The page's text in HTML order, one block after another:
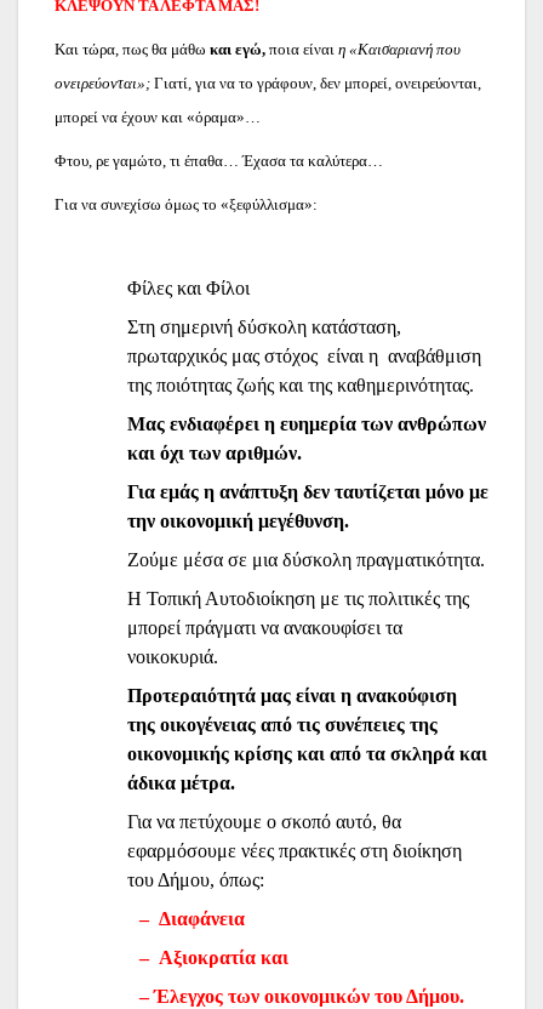
ΚΛΕΨΟΥΝ ΤΑ ΛΕΦΤΑ ΜΑΣ!
Και τώρα, πως θα μάθω και εγώ, ποια είναι η «Καισαριανή που
ονειρεύονται»; Γιατί, για να το γράφουν, δεν μπορεί, ονειρεύονται,
μπορεί να έχουν και «όραμα»…
Φτου, ρε γαμώτο, τι έπαθα… Έχασα τα καλύτερα…
Για να συνεχίσω όμως το «ξεφύλλισμα»:
Φίλες και Φίλοι
Στη σημερινή δύσκολη κατάσταση,
πρωταρχικός μας στόχος είναι η αναβάθμιση
της ποιότητας ζωής και της καθημερινότητας.
Μας ενδιαφέρει η ευημερία των ανθρώπων
και όχι των αριθμών.
Για εμάς η ανάπτυξη δεν ταυτίζεται μόνο με
την οικονομική μεγέθυνση.
Ζούμε μέσα σε μια δύσκολη πραγματικότητα.
Η Τοπική Αυτοδιοίκηση με τις πολιτικές της
μπορεί πράγματι να ανακουφίσει τα
νοικοκυριά.
Προτεραιότητά μας είναι η ανακούφιση
της οικογένειας από τις συνέπειες της
οικονομικής κρίσης και από τα σκληρά και
άδικα μέτρα.
Για να πετύχουμε ο σκοπό αυτό, θα
εφαρμόσουμε νέες πρακτικές στη διοίκηση
του Δήμου, όπως:
– Διαφάνεια
– Αξιοκρατία και
– Έλεγχος των οικονομικών του Δήμου.